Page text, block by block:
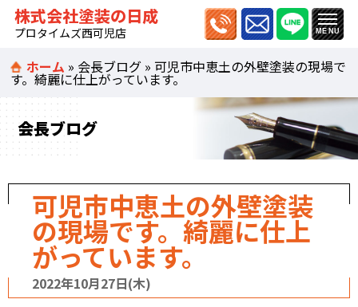
株式会社塗装の日成
プロタイムズ西可児店
ホーム » 会長ブログ » 可児市中恵土の外壁塗装の現場で
す。綺麗に仕上がっています。
会長ブログ
可児市中恵土の外壁塗装
の現場です。綺麗に仕上
がっています。
2022年10月27日(木)